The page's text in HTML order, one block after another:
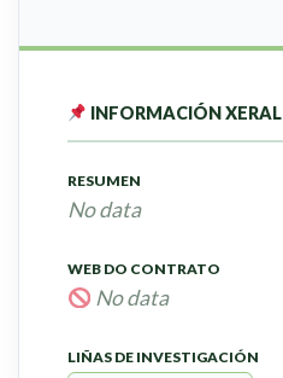
INFORMACIÓN XERAL
RESUMEN
No data
WEB DO CONTRATO
No data
LIÑAS DE INVESTIGACIÓN